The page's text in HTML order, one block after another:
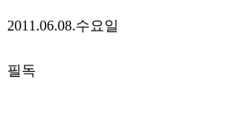
2011.06.08.수요일
필독